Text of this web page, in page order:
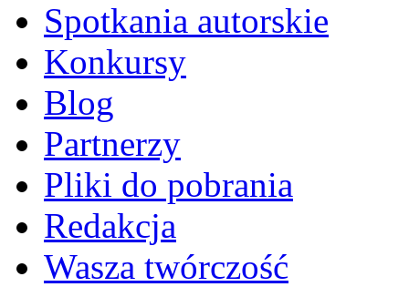
Spotkania autorskie
Konkursy
Blog
Partnerzy
Pliki do pobrania
Redakcja
Wasza twórczość